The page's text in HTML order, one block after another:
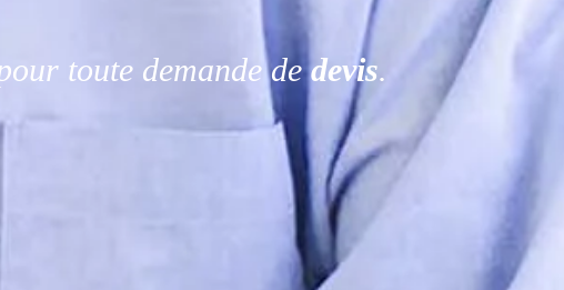
toute demande dedevis.